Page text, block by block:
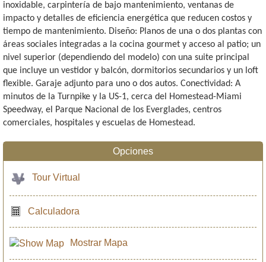
inoxidable, carpintería de bajo mantenimiento, ventanas de
impacto y detalles de eficiencia energética que reducen costos y
tiempo de mantenimiento. Diseño: Planos de una o dos plantas con
áreas sociales integradas a la cocina gourmet y acceso al patio; un
nivel superior (dependiendo del modelo) con una suite principal
que incluye un vestidor y balcón, dormitorios secundarios y un loft
flexible. Garaje adjunto para uno o dos autos. Conectividad: A
minutos de la Turnpike y la US-1, cerca del Homestead-Miami
Speedway, el Parque Nacional de los Everglades, centros
comerciales, hospitales y escuelas de Homestead.
Opciones
Tour Virtual
Calculadora
Mostrar Mapa